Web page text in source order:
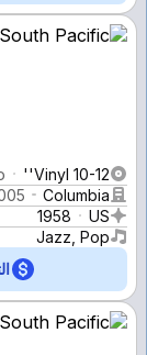
Vinyl 10-12''
Columbia
US
1958
Jazz, Pop